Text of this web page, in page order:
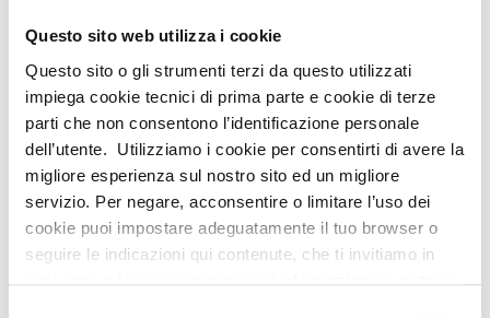
Questo sito web utilizza i cookie
Questo sito o gli strumenti terzi da questo utilizzati
impiega cookie tecnici di prima parte e cookie di terze
parti che non consentono l’identificazione personale
dell’utente. Utilizziamo i cookie per consentirti di avere la
migliore esperienza sul nostro sito ed un migliore
servizio. Per negare, acconsentire o limitare l’uso dei
cookie puoi impostare adeguatamente il tuo browser o
seguire le indicazioni qui contenute, che ti invitiamo in
ogni caso a leggere per maggiori informazioni in materia
PIANETA BIANCONERO - 06/04/2026
3 MESI FA
PIANETA BIANCONERO - 30/03/2026
4 MESI FA